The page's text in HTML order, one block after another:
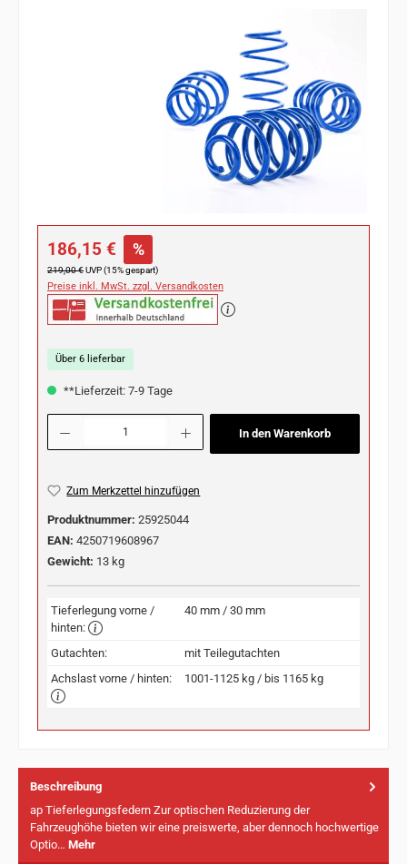
Verkaufspreis:
186,15 € %
Regulärer Preis:
219,00 €UVP (15% gespart)
Preise inkl. MwSt. zzgl. Versandkosten
Über 6 lieferbar
**Lieferzeit: 7-9 Tage
Produkt Anzahl: Gib den gewünschten Wert ein oder benutze die Schaltflächen
In den Warenkorb
Zum Merkzettel hinzufügen
Produktnummer: 25925044
EAN: 4250719608967
Gewicht: 13 kg
Tieferlegung vorne /
hinten:
40 mm / 30 mm
Gutachten:
mit Teilegutachten
Achslast vorne / hinten:
1001-1125 kg / bis 1165 kg
Beschreibung
ap Tieferlegungsfedern Zur optischen Reduzierung der
Fahrzeughöhe bieten wir eine preiswerte, aber dennoch hochwertige
Optio… Mehr